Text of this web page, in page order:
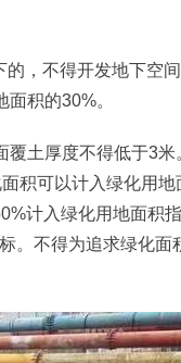
，不得开发地下空
积的30%。
土厚度不得低于3米
积可以计入绿化用地
计入绿化用地面积
。不得为追求绿化面